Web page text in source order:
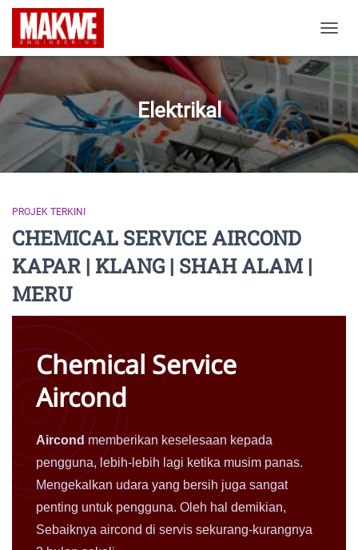
Elektrikal
PROJEK TERKINI
CHEMICAL SERVICE AIRCOND
KAPAR | KLANG | SHAH ALAM |
MERU
Chemical Service
Aircond
Aircond memberikan keselesaan kepada
pengguna, lebih-lebih lagi ketika musim panas.
Mengekalkan udara yang bersih juga sangat
penting untuk pengguna. Oleh hal demikian,
Sebaiknya aircond di servis sekurang-kurangnya